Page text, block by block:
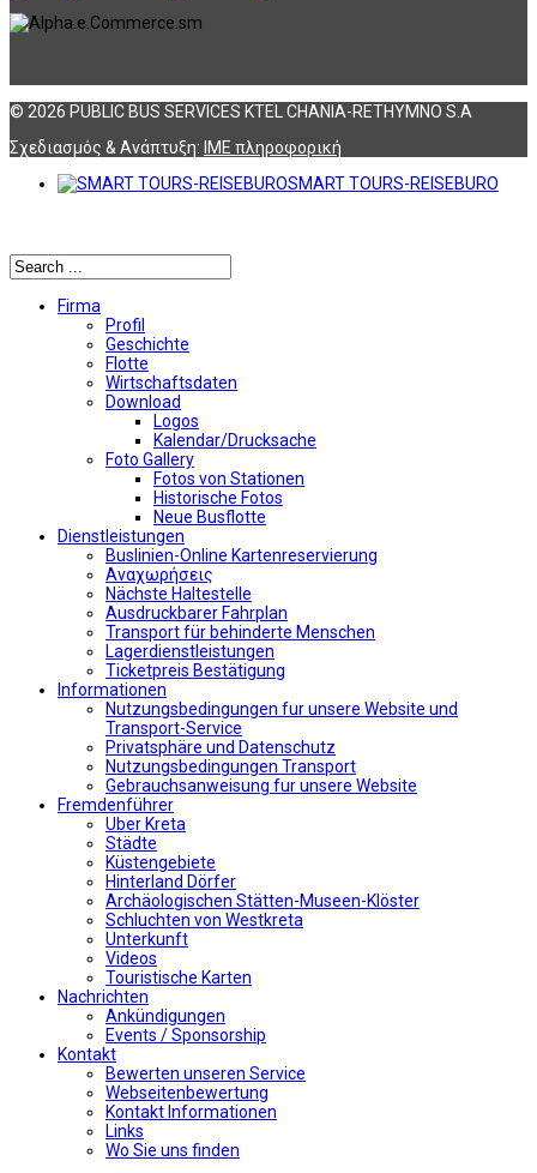
© 2026 PUBLIC BUS SERVICES KTEL CHANIA-RETHYMNO S.A
Σχεδιασμός & Ανάπτυξη: ΙΜΕ πληροφορική
SMART TOURS-REISEBURO
Firma
Profil
Geschichte
Flotte
Wirtschaftsdaten
Download
Logos
Kalendar/Drucksache
Foto Gallery
Fotos von Stationen
Historische Fotos
Neue Busflotte
Dienstleistungen
Buslinien-Online Kartenreservierung
Αναχωρήσεις
Nächste Haltestelle
Αusdruckbarer Fahrplan
Transport für behinderte Menschen
Lagerdienstleistungen
Ticketpreis Bestätigung
Informationen
Nutzungsbedingungen fur unsere Website und
Transport-Service
Privatsphäre und Datenschutz
Nutzungsbedingungen Transport
Gebrauchsanweisung fur unsere Website
Fremdenführer
Uber Kreta
Städte
Küstengebiete
Hinterland Dörfer
Archäologischen Stätten-Museen-Klöster
Schluchten von Westkreta
Unterkunft
Videos
Touristische Karten
Nachrichten
Ankündigungen
Events / Sponsorship
Kontakt
Bewerten unseren Service
Webseitenbewertung
Kontakt Informationen
Links
Wo Sie uns finden